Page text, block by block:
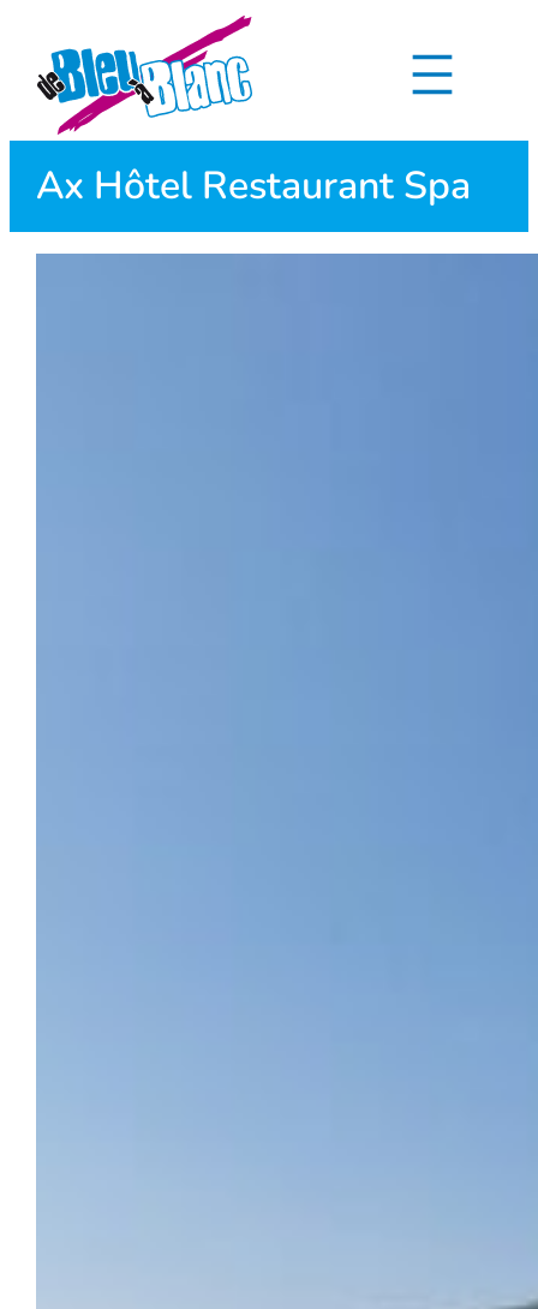
contenu
Ax Hôtel Restaurant Spa